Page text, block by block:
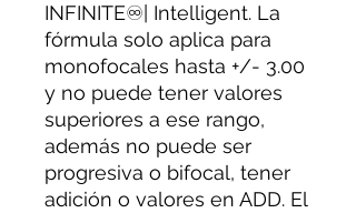
INFINITE♾| Intelligent. La
fórmula solo aplica para
monofocales hasta +/- 3.00
y no puede tener valores
superiores a ese rango,
además no puede ser
progresiva o bifocal, tener
adición o valores en ADD. El